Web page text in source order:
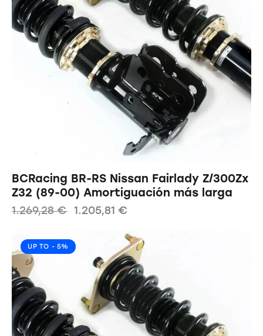
BCRacing BR-RS Nissan Fairlady Z/300Zx
Z32 (89-00) Amortiguación más larga
1.269,28€ 1.205,81 €
UP TO - 5%